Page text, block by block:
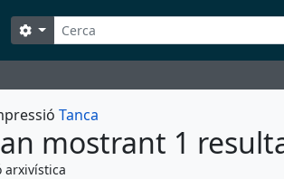
Cerca
Search options
Tanca
mostrant 1
arxivística